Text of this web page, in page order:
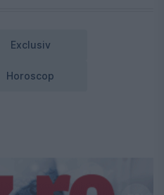
Exclusiv
Horoscop